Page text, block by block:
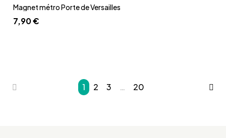
Aperçu rapide
Magnet métro Porte de Versailles
7,90 €
1 2 3 … 20